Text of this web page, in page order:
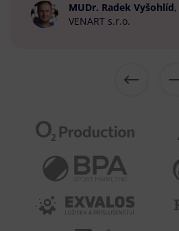
MUDr. Radek Vyšohlíd,
VENART s.r.o.